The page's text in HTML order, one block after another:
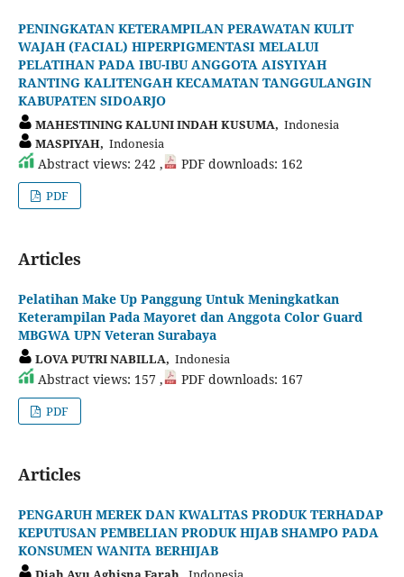
PENINGKATAN KETERAMPILAN PERAWATAN KULIT
WAJAH (FACIAL) HIPERPIGMENTASI MELALUI
PELATIHAN PADA IBU-IBU ANGGOTA AISYIYAH
RANTING KALITENGAH KECAMATAN TANGGULANGIN
KABUPATEN SIDOARJO
MAHESTINING KALUNI INDAH KUSUMA, Indonesia
MASPIYAH, Indonesia
Abstract views: 242 , PDF downloads: 162
PDF
Articles
Pelatihan Make Up Panggung Untuk Meningkatkan
Keterampilan Pada Mayoret dan Anggota Color Guard
MBGWA UPN Veteran Surabaya
LOVA PUTRI NABILLA, Indonesia
Abstract views: 157 , PDF downloads: 167
PDF
Articles
PENGARUH MEREK DAN KWALITAS PRODUK TERHADAP
KEPUTUSAN PEMBELIAN PRODUK HIJAB SHAMPO PADA
KONSUMEN WANITA BERHIJAB